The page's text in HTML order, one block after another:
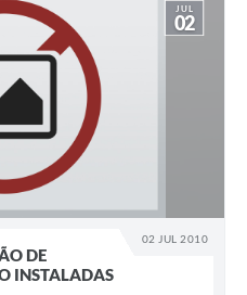
02 JUL 2010
JUL
02
DE
INSTALADAS